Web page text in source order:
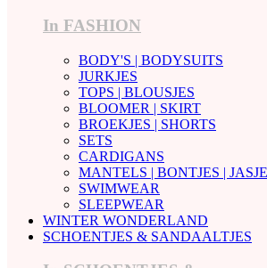
In FASHION
BODY'S | BODYSUITS
JURKJES
TOPS | BLOUSJES
BLOOMER | SKIRT
BROEKJES | SHORTS
SETS
CARDIGANS
MANTELS | BONTJES |
SWIMWEAR
SLEEPWEAR
WINTER WONDERLAND
SCHOENTJES & SANDAALTJES